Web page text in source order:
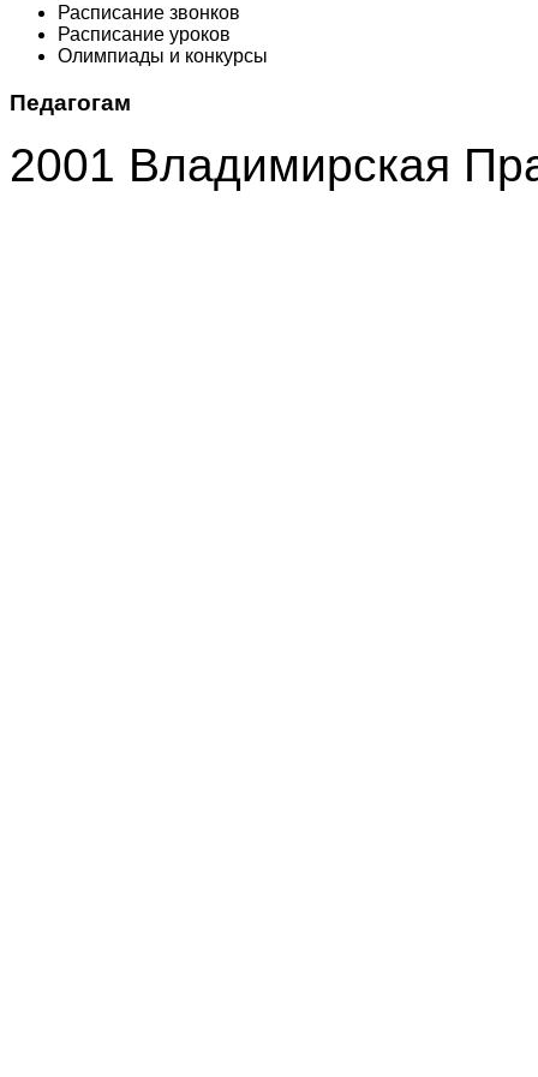
Расписание звонков
Расписание уроков
Олимпиады и конкурсы
Педагогам
2001 Владимирская